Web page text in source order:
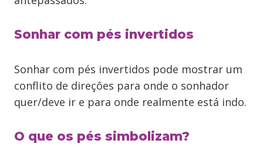
Sonhar com pés invertidos
Sonhar com pés invertidos pode mostrar um
conflito de direções para onde o sonhador
quer/deve ir e para onde realmente está indo.
O que os pés simbolizam?